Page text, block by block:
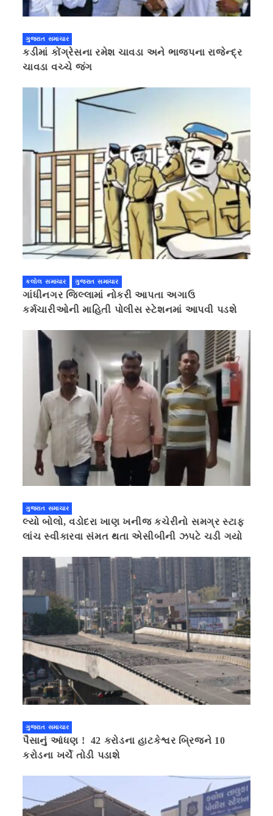
ગુજરાત સમાચાર
કડીમાં કોંગ્રેસના રમેશ ચાવડા અને ભાજપના રાજેન્દ્ર
ચાવડા વચ્ચે જંગ
કલોલ સમાચાર ગુજરાત સમાચાર
ગાંધીનગર જિલ્લામાં નોકરી આપતા અગાઉ
કર્મચારીઓની માહિતી પોલીસ સ્ટેશનમાં આપવી પડશે
ગુજરાત સમાચાર
લ્યો બોલો, વડોદરા ખાણ ખનીજ કચેરીનો સમગ્ર સ્ટાફ
લાંચ સ્વીકારવા સંમત થતા એસીબીની ઝપટે ચડી ગયો
ગુજરાત સમાચાર
પૈસાનું આંધણ ! 42 કરોડના હાટકેશ્વર બ્રિજને 10
કરોડના ખર્ચે તોડી પડાશે